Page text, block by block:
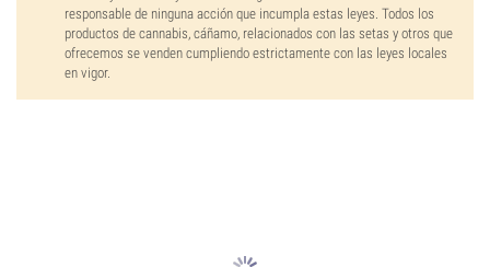
responsable de ninguna acción que incumpla estas leyes. Todos los
productos de cannabis, cáñamo, relacionados con las setas y otros que
ofrecemos se venden cumpliendo estrictamente con las leyes locales
en vigor.